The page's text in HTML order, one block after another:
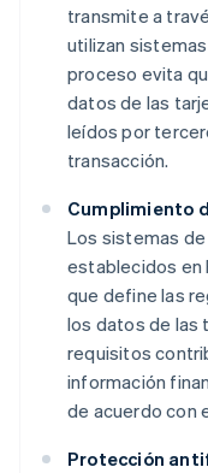
transmite a
utilizan
proceso evita
datos de las
leídos por
transacción.
Cumplimiento
Los sistemas
establecidos en
que define las
los datos de las
requisitos
información
de acuerdo con
Protección